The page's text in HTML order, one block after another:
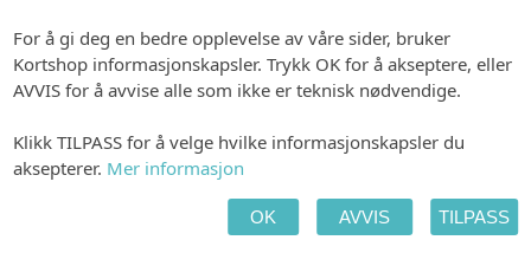
Cromatico-konvolutt - C6. Passer
til våre kort i formatet 105x148mm.
Passer til våre kort i formatet
145x145mm.
For å gi deg en bedre opplevelse av våre sider, bruker
Kortshop informasjonskapsler. Trykk OK for å akseptere, eller
AVVIS for å avvise alle som ikke er teknisk nødvendige.
Klikk TILPASS for å velge hvilke informasjonskapsler du
aksepterer. Mer informasjon
OK AVVIS TILPASS